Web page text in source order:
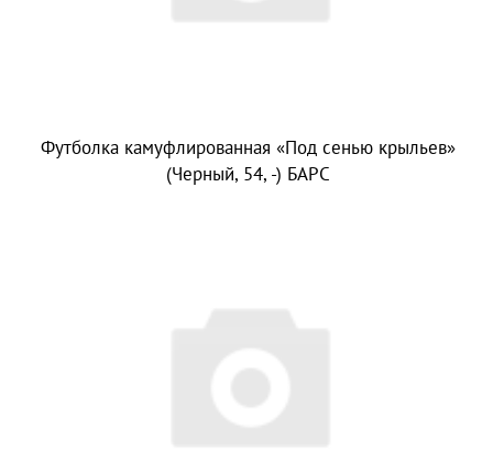
Футболка камуфлированная «Под сенью крыльев»
(Черный, 54, -) БАРС